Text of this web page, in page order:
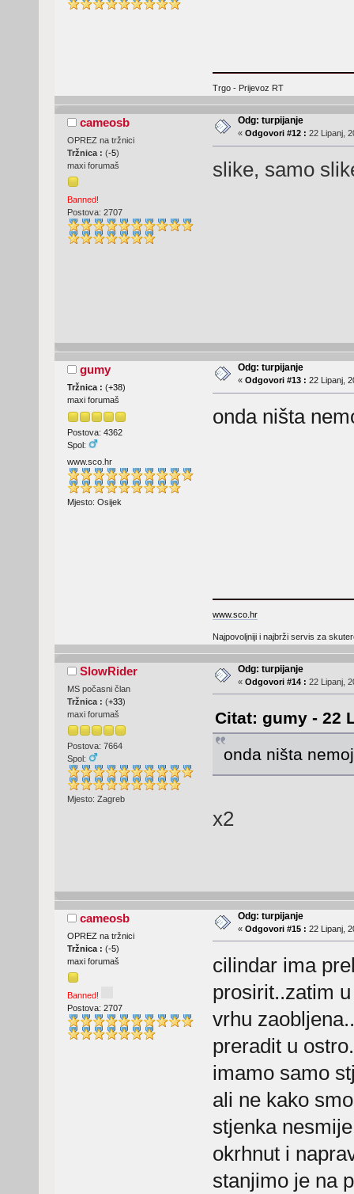
Trgo - Prijevoz RT
cameosb
OPREZ na tržnici
Tržnica : (-5)
maxi forumaš
Banned!
Postova: 2707
Odg: turpijanje
« Odgovori #12 : 22 Lipanj,
slike, samo
gumy
Tržnica : (+38)
maxi forumaš
Postova: 4362
Spol:
www.sco.hr
Mjesto: Osijek
Odg: turpijanje
« Odgovori #13 : 22 Lipanj,
onda ništa
www.sco.hr
Najpovoljniji i najbrži servis za
SlowRider
MS počasni član
Tržnica : (+33)
maxi forumaš
Postova: 7664
Spol:
Mjesto: Zagreb
Odg: turpijanje
« Odgovori #14 : 22 Lipanj,
Citat: gumy - 22
onda ništa
x2
cameosb
OPREZ na tržnici
Tržnica : (-5)
maxi forumaš
Banned!
Postova: 2707
Odg: turpijanje
« Odgovori #15 : 22 Lipanj,
cilindar ima
prosirit..zatim
vrhu
preradit u
imamo samo
ali ne kako
stjenka
okrhnut i
stanjimo je na